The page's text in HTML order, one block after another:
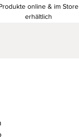
online & im Store
erhältlich